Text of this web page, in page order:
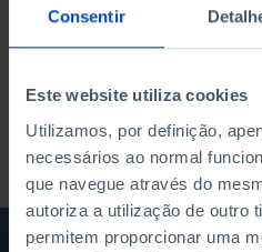
Consentir
Este website utiliza cookies
Utilizamos, por definição,
necessários ao normal
que navegue através do
autoriza a utilização de outro
permitem proporcionar uma